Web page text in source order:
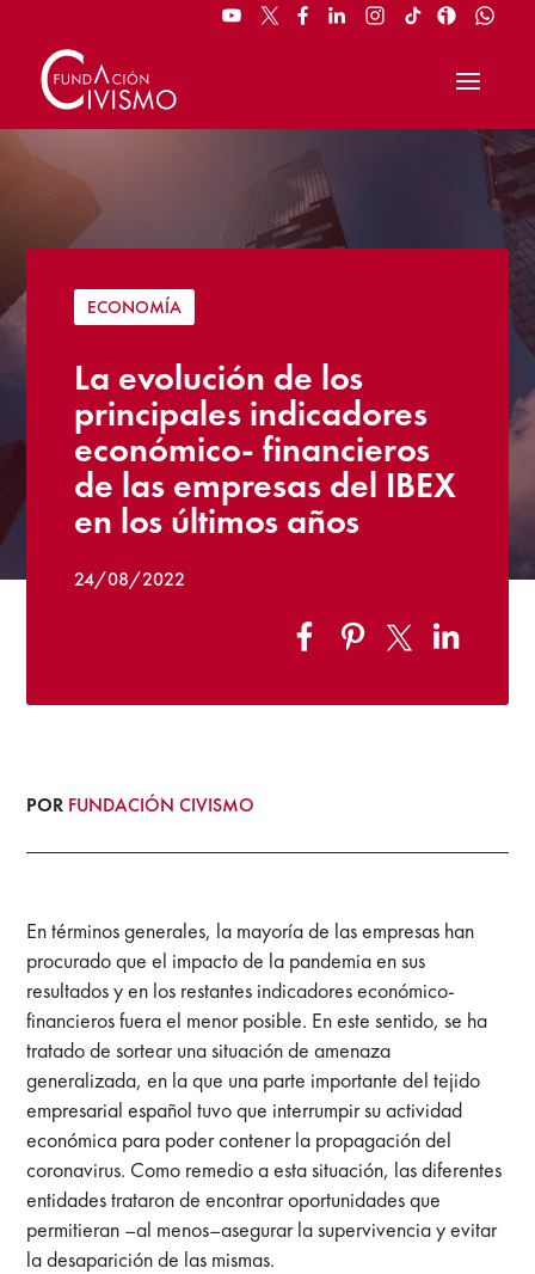
ECONOMÍA
La evolución de los
principales indicadores
económico- financieros
de las empresas del IBEX
en los últimos años
24/08/2022
POR FUNDACIÓN CIVISMO
En términos generales, la mayoría de las empresas han
procurado que el impacto de la pandemia en sus
resultados y en los restantes indicadores económico-
financieros fuera el menor posible. En este sentido, se ha
tratado de sortear una situación de amenaza
generalizada, en la que una parte importante del tejido
empresarial español tuvo que interrumpir su actividad
económica para poder contener la propagación del
coronavirus. Como remedio a esta situación, las diferentes
entidades trataron de encontrar oportunidades que
permitieran –al menos–asegurar la supervivencia y evitar
la desaparición de las mismas.